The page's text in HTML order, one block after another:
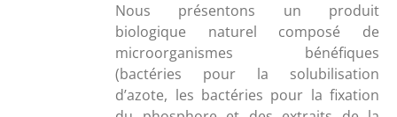
Nous présentons un
produit
biologique
naturel composé
de
microorganismes
bénéfiques
(bactéries pour la solubilisation
d’azote, les bactéries pour la fixation